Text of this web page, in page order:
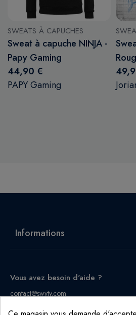
SWEATS À CAPUCHES
Sweat à capuche NINJA -
Papy Gaming
44,90 €
PAPY Gaming
Informations
Vous avez besoin d'aide ?
contact@swyty.com